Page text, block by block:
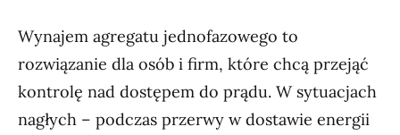
Wynajem agregatu jednofazowego to
rozwiązanie dla osób i firm, które chcą przejąć
kontrolę nad dostępem do prądu. W sytuacjach
nagłych – podczas przerwy w dostawie energii